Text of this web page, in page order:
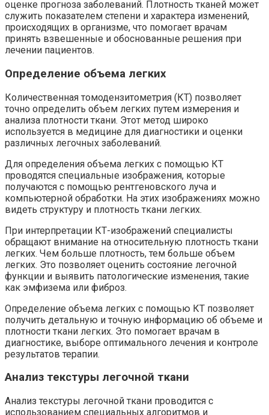
оценке прогноза заболеваний. Плотность тканей может
служить показателем степени и характера изменений,
происходящих в организме, что помогает врачам
принять взвешенные и обоснованные решения при
лечении пациентов.
Определение объема легких
Количественная томодензитометрия (КТ) позволяет
точно определить объем легких путем измерения и
анализа плотности ткани. Этот метод широко
используется в медицине для диагностики и оценки
различных легочных заболеваний.
Для определения объема легких с помощью КТ
проводятся специальные изображения, которые
получаются с помощью рентгеновского луча и
компьютерной обработки. На этих изображениях можно
видеть структуру и плотность ткани легких.
При интерпретации КТ-изображений специалисты
обращают внимание на относительную плотность ткани
легких. Чем больше плотность, тем больше объем
легких. Это позволяет оценить состояние легочной
функции и выявить патологические изменения, такие
как эмфизема или фиброз.
Определение объема легких с помощью КТ позволяет
получить детальную и точную информацию об объеме и
плотности ткани легких. Это помогает врачам в
диагностике, выборе оптимального лечения и контроле
результатов терапии.
Анализ текстуры легочной ткани
Анализ текстуры легочной ткани проводится с
использованием специальных алгоритмов и